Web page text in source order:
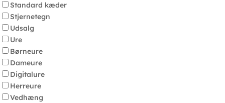
Standard kæder
Stjernetegn
Udsalg
Ure
Børneure
Dameure
Digitalure
Herreure
Vedhæng